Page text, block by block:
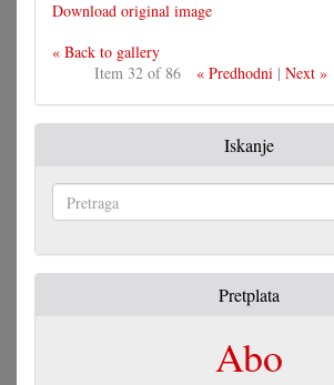
Download original image
« Back to gallery
Item 32 of 86
« Predhodni| Next »
Iskanje
Pretplata
Abo